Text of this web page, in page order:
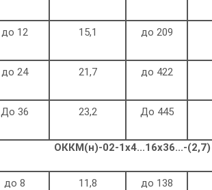
до 12 15,1 до 209
до 24 21,7 до 422
До 36 23,2 До 445
ОККМ(н)-02-1х4...16x36...-(2,7)
до 8 11,8 до 138